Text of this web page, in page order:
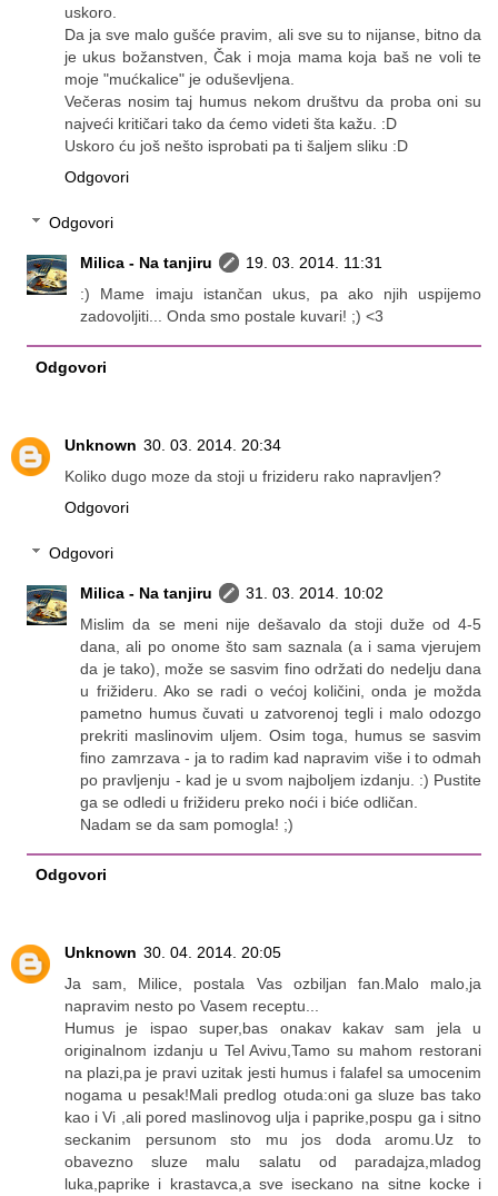
uskoro.
Da ja sve malo gušće pravim, ali sve su to nijanse, bitno da
je ukus božanstven, Čak i moja mama koja baš ne voli te
moje "mućkalice" je oduševljena.
Večeras nosim taj humus nekom društvu da proba oni su
najveći kritičari tako da ćemo videti šta kažu. :D
Uskoro ću još nešto isprobati pa ti šaljem sliku :D
Odgovori
Odgovori
Milica - Na tanjiru
19. 03. 2014. 11:31
:) Mame imaju istančan ukus, pa ako njih uspijemo
zadovoljiti... Onda smo postale kuvari! ;) <3
Odgovori
Unknown 30. 03. 2014. 20:34
Koliko dugo moze da stoji u frizideru rako napravljen?
Odgovori
Odgovori
Milica - Na tanjiru
31. 03. 2014. 10:02
Mislim da se meni nije dešavalo da stoji duže od 4-5
dana, ali po onome što sam saznala (a i sama vjerujem
da je tako), može se sasvim fino održati do nedelju dana
u frižideru. Ako se radi o većoj količini, onda je možda
pametno humus čuvati u zatvorenoj tegli i malo odozgo
prekriti maslinovim uljem. Osim toga, humus se sasvim
fino zamrzava - ja to radim kad napravim više i to odmah
po pravljenju - kad je u svom najboljem izdanju. :) Pustite
ga se odledi u frižideru preko noći i biće odličan.
Nadam se da sam pomogla! ;)
Odgovori
Unknown 30. 04. 2014. 20:05
Ja sam, Milice, postala Vas ozbiljan fan.Malo malo,ja
napravim nesto po Vasem receptu...
Humus je ispao super,bas onakav kakav sam jela u
originalnom izdanju u Tel Avivu,Tamo su mahom restorani
na plazi,pa je pravi uzitak jesti humus i falafel sa umocenim
nogama u pesak!Mali predlog otuda:oni ga sluze bas tako
kao i Vi ,ali pored maslinovog ulja i paprike,pospu ga i sitno
seckanim persunom sto mu jos doda aromu.Uz to
obavezno sluze malu salatu od paradajza,mladog
luka,paprike i krastavca,a sve iseckano na sitne kocke i